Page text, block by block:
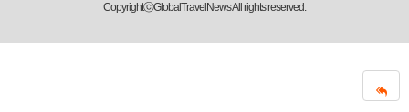
CopyrightⓒGlobalTravelNews All rights reserved.